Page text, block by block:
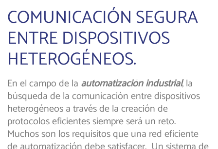
COMUNICACIÓN SEGURA
ENTRE DISPOSITIVOS
HETEROGÉNEOS.
En el campo de la automatización industrial, la
búsqueda de la comunicación entre dispositivos
heterogéneos a través de la creación de
protocolos eficientes siempre será un reto.
Muchos son los requisitos que una red eficiente